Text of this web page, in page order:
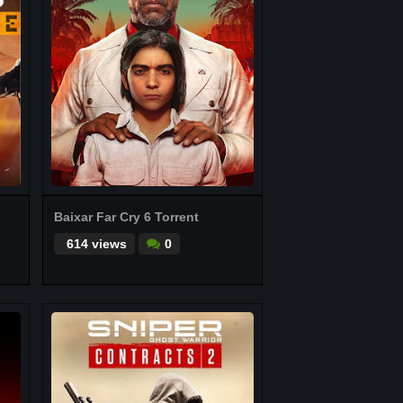
Baixar Far Cry 6 Torrent
614 views
0